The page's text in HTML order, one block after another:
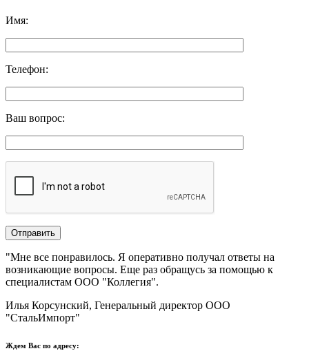
Имя:
Телефон:
Ваш вопрос:
"Мне все понравилось.​ ​Я оперативно получал ответы на
возникающие вопросы. Еще раз обращусь за помощью к
специалистам ООО "Коллегия".​
Илья Корсунский, Генеральный директор ООО
"СтальИмпорт"
Ждем Вас по адресу: